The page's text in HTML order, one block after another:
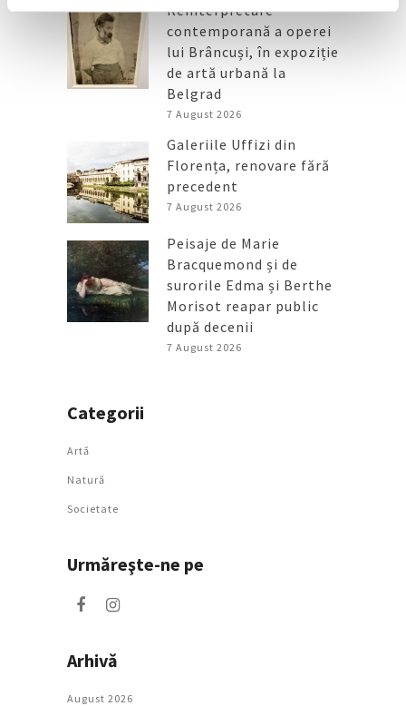
Reinterpretare
contemporană a operei
lui Brâncuși, în expoziție
de artă urbană la
Belgrad
7 August 2026
Galeriile Uffizi din
Florența, renovare fără
precedent
7 August 2026
Peisaje de Marie
Bracquemond și de
surorile Edma și Berthe
Morisot reapar public
după decenii
7 August 2026
Categorii
Artǎ
Natură
Societate
Urmăreşte-ne pe
Arhivă
August 2026